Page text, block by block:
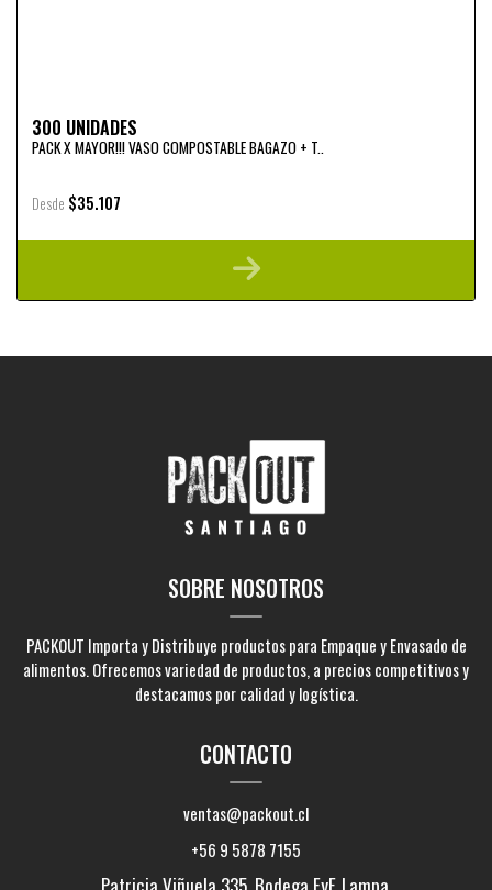
300 UNIDADES
PACK X MAYOR!!! VASO COMPOSTABLE BAGAZO + T..
Desde $35.107
SOBRE NOSOTROS
PACKOUT Importa y Distribuye productos para Empaque y Envasado de
alimentos. Ofrecemos variedad de productos, a precios competitivos y
destacamos por calidad y logística.
CONTACTO
ventas@packout.cl
+56 9 5878 7155